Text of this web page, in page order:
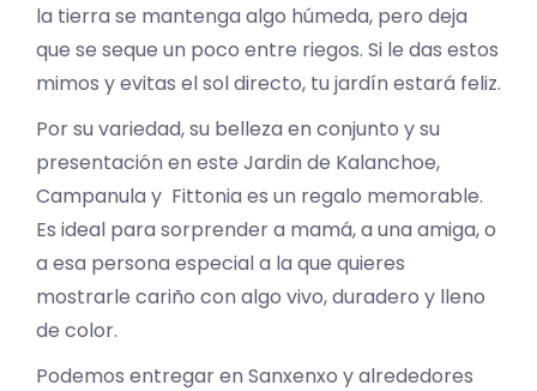
la tierra se mantenga algo húmeda, pero deja
que se seque un poco entre riegos. Si le das estos
mimos y evitas el sol directo, tu jardín estará feliz.
Por su variedad, su belleza en conjunto y su
presentación en este Jardin de Kalanchoe,
Campanula y Fittonia es un regalo memorable.
Es ideal para sorprender a mamá, a una amiga, o
a esa persona especial a la que quieres
mostrarle cariño con algo vivo, duradero y lleno
de color.
Podemos entregar en Sanxenxo y alrededores